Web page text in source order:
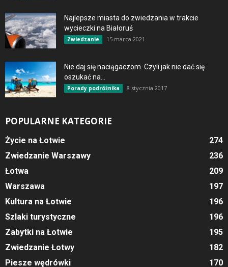
Najlepsze miasta do zwiedzania w trakcie
wycieczki na Białoruś
Zwiedzanie 15 marca 2021
Nie daj się naciągaczom. Czyli jak nie dać się
oszukać na...
Porady podróżnika 8 stycznia 2017
POPULARNE KATEGORIE
Życie na Łotwie
274
Zwiedzanie Warszawy
236
Łotwa
209
Warszawa
197
Kultura na Łotwie
196
Szlaki turystyczne
196
Zabytki na Łotwie
195
Zwiedzanie Łotwy
182
Piesze wędrówki
170